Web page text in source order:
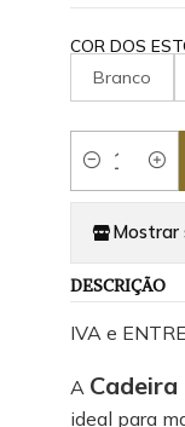
COR DOS
Branco
Quantity
Mostrar
DESCRIÇÃO
IVA e
A
ideal para